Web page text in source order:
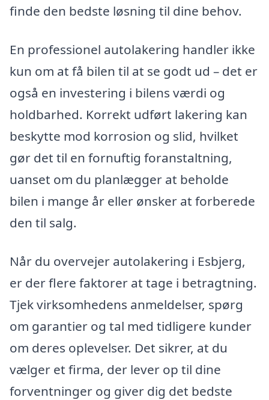
finde den bedste løsning til dine behov.
En professionel autolakering handler ikke
kun om at få bilen til at se godt ud – det er
også en investering i bilens værdi og
holdbarhed. Korrekt udført lakering kan
beskytte mod korrosion og slid, hvilket
gør det til en fornuftig foranstaltning,
uanset om du planlægger at beholde
bilen i mange år eller ønsker at forberede
den til salg.
Når du overvejer autolakering i Esbjerg,
er der flere faktorer at tage i betragtning.
Tjek virksomhedens anmeldelser, spørg
om garantier og tal med tidligere kunder
om deres oplevelser. Det sikrer, at du
vælger et firma, der lever op til dine
forventninger og giver dig det bedste